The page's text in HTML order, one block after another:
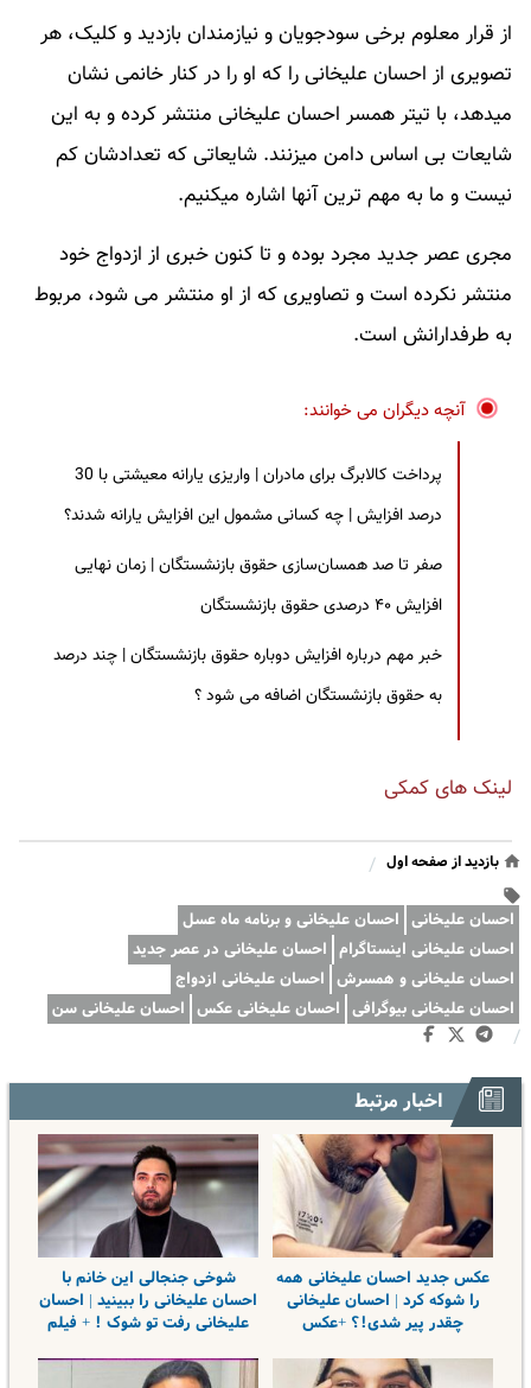
از قرار معلوم برخی سودجویان و نیازمندان بازدید و کلیک، هر
تصویری از احسان علیخانی را که او را در کنار خانمی نشان
میدهد، با تیتر همسر احسان علیخانی منتشر کرده و به این
شایعات بی اساس دامن میزنند. شایعاتی که تعدادشان کم
نیست و ما به مهم ترین آنها اشاره میکنیم.
مجری عصر جدید مجرد بوده و تا کنون خبری از ازدواج خود
منتشر نکرده است و تصاویری که از او منتشر می شود، مربوط
به طرفدارانش است.
آنچه دیگران می خوانند:
پرداخت کالابرگ برای مادران | واریزی یارانه معیشتی با 30
درصد افزایش | چه کسانی مشمول این افزایش یارانه شدند؟
صفر تا صد همسان‌سازی حقوق بازنشستگان | زمان نهایی
افزایش ۴۰ درصدی حقوق بازنشستگان
خبر مهم درباره افزایش دوباره حقوق بازنشستگان | چند درصد
به حقوق بازنشستگان اضافه می شود ؟
لینک های کمکی
بازدید از صفحه اول /
احسان علیخانی احسان علیخانی و برنامه ماه عسل
احسان علیخانی اینستاگرام احسان علیخانی در عصر جدید
احسان علیخانی و همسرش احسان علیخانی ازدواج
احسان علیخانی بیوگرافی احسان علیخانی عکس احسان علیخانی سن
/
اخبار مرتبط
عکس جدید احسان علیخانی همه
را شوکه کرد | احسان علیخانی
چقدر پیر شدی!؟ +عکس
شوخی جنجالی این خانم با
احسان علیخانی را ببینید | احسان
علیخانی رفت تو شوک ! + فیلم